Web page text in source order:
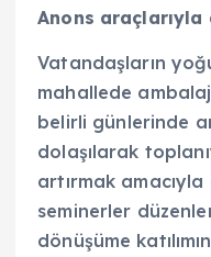
Anons araçlarıyla
Vatandaşların
mahallede
belirli günlerinde
dolaşılarak
artırmak
seminerler
dönüşüme